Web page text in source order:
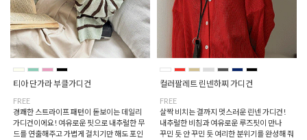
티아 단가라 부클가디건
FREE
경쾌한 스트라이프 패턴이 돋보이는 데일리
가디건이에요! 여유로운 핏으로 내추럴한 무
드를 연출해주고 가볍게 걸치기만 해도 포인
컬러팔레트 린넨하찌 가디건
FREE
살짝 비치는 결까지 멋스러운 린넨 가디건!
내추럴한 비침과 여유로운 루즈핏이 만나
꾸민 듯 안 꾸민 듯 여리한 분위기를 완성해 줘